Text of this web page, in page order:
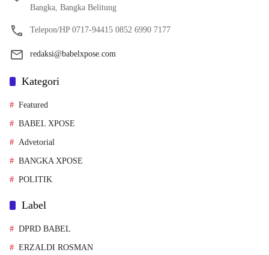
Bangka, Bangka Belitung
Telepon/HP 0717-94415 0852 6990 7177
redaksi@babelxpose.com
Kategori
Featured
BABEL XPOSE
Advetorial
BANGKA XPOSE
POLITIK
Label
DPRD BABEL
ERZALDI ROSMAN